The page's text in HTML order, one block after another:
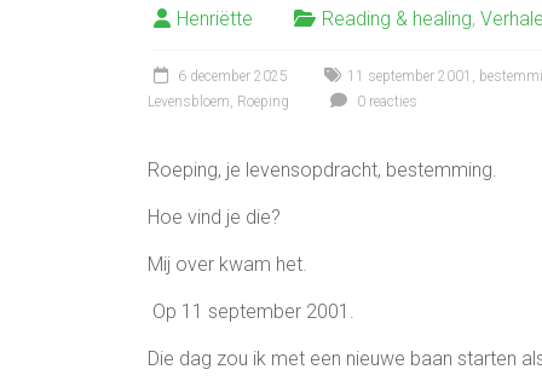
Henriëtte Reading & healing,
6 december 2025 11 september 2001 ,
Levensbloem, Roeping 0 reacties
Roeping, je levensopdracht, bestemming.
Hoe vind je die?
Mij over kwam het.
Op 11 september 2001.
Die dag zou ik met een nieuwe baan starten